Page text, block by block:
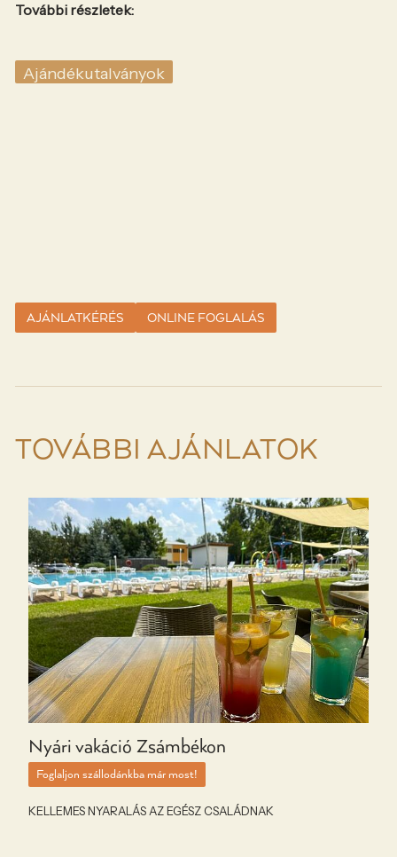
További részletek:
Ajándékutalványok
AJÁNLATKÉRÉS ONLINE FOGLALÁS
TOVÁBBI AJÁNLATOK
Nyári vakáció Zsámbékon
Foglaljon szállodánkba már most!
KELLEMES NYARALÁS AZ EGÉSZ CSALÁDNAK